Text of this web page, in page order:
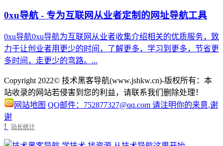
0xu导航 - 专为互联网从业者定制的网址导航工具
0xu导航0xu导航为互联网从业者收集介绍相关的优质服务，致
力于让创业者用更少的时间，了解更多，学习到更多，节省更
多时间，走更少的弯路。...
Copyright 2022© 技术黑客导航(www.jshkw.cn)-版权所有：本
站收录的网站若侵害到您的利益，请联系我们删除处理！
网站地图 QQ邮件：752877327@qq.com 请注明你的来意,谢
谢
!
站长统计